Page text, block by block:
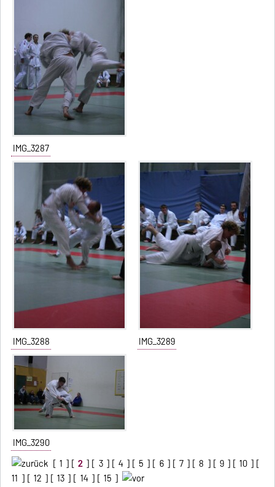
IMG_3287
IMG_3288 IMG_3289
IMG_3290
[ 1 ] [ 2 ] [ 3 ] [ 4 ] [ 5 ] [ 6 ] [ 7 ] [ 8 ] [ 9 ] [ 10 ] [
11 ] [ 12 ] [ 13 ] [ 14 ] [ 15 ]